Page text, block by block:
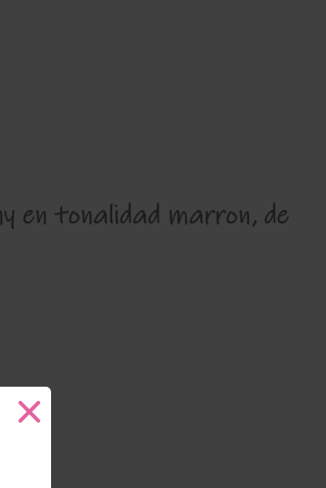
en tonalidad marron, de